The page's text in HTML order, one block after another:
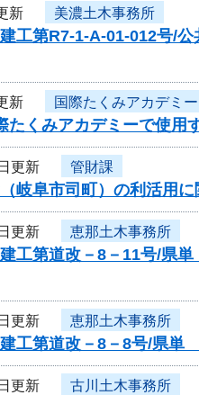
新 美濃土木事務所
建工第R7-1-A-01-012号/
新 国際たくみアカデミー
たくみアカデミーで使用
更新 管財課
岐阜市司町）の利活用
更新 恵那土木事務所
建工第道改－8－11号/
更新 恵那土木事務所
建工第道改－8－8号/県
更新 古川土木事務所